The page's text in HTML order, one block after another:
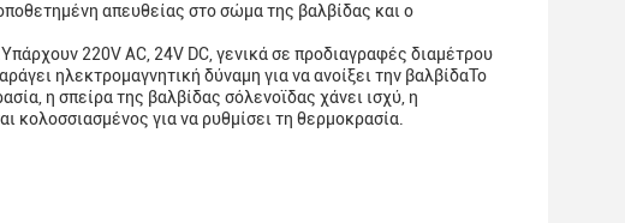
απευθείας στο σώμα της βαλβίδας και ο
220V AC, 24V DC, γενικά σε προδιαγραφές διαμέτρου
ηλεκτρομαγνητική δύναμη για να ανοίξει την βαλβίδαΤο
η σπείρα της βαλβίδας σόλενοϊδας χάνει ισχύ, η
κολοσσιασμένος για να ρυθμίσει τη θερμοκρασία.